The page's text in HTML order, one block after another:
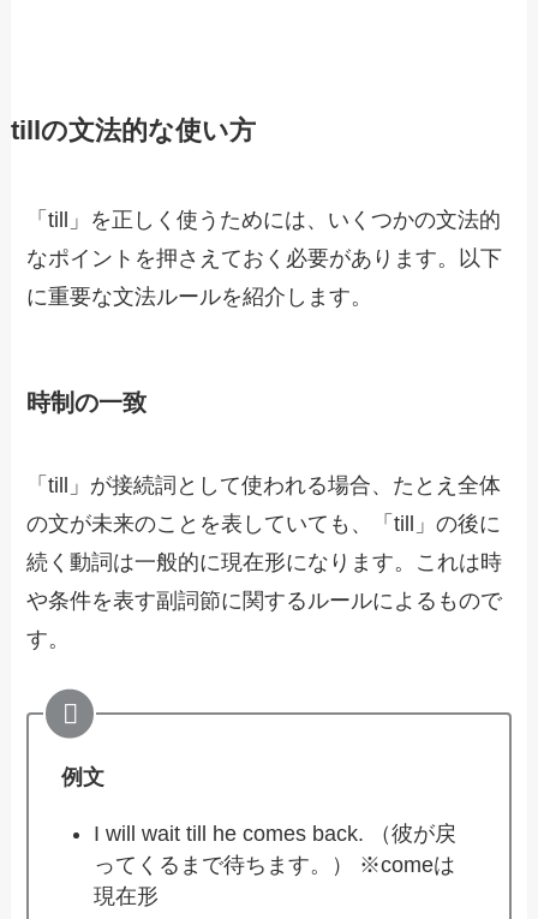
tillの文法的な使い方
「till」を正しく使うためには、いくつかの文法的
なポイントを押さえておく必要があります。以下
に重要な文法ルールを紹介します。
時制の一致
「till」が接続詞として使われる場合、たとえ全体
の文が未来のことを表していても、「till」の後に
続く動詞は一般的に現在形になります。これは時
や条件を表す副詞節に関するルールによるもので
す。
例文
I will wait till he comes back. （彼が戻
ってくるまで待ちます。） ※comeは
現在形